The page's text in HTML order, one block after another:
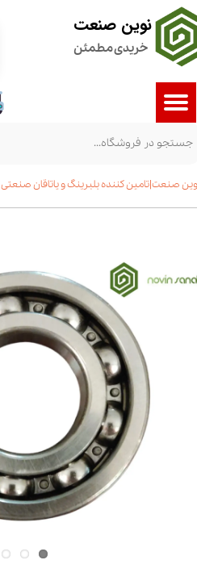
نوین صنعت
خریدی مطمئن
صنعت|تامین کننده بلبرینگ و یاتاقان صنعتی